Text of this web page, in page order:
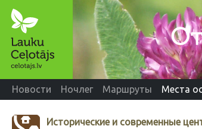
Новости Ночлег Маршруты Места
Исторические и современные